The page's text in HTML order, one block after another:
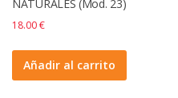
NATURALES (Mod. 23)
18.00€
Añadir al carrito